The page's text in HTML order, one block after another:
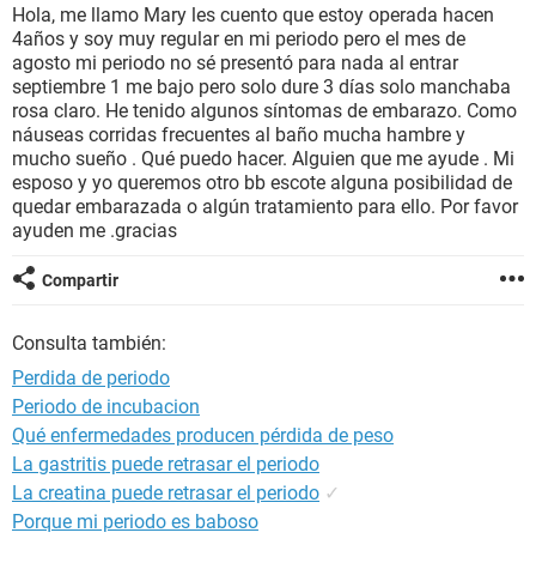
BIENESTAR
SEXUALIDAD
GLOSARIO
Hola, me llamo Mary les cuento que estoy operada hacen
4años y soy muy regular en mi periodo pero el mes de
agosto mi periodo no sé presentó para nada al entrar
septiembre 1 me bajo pero solo dure 3 días solo manchaba
rosa claro. He tenido algunos síntomas de embarazo. Como
náuseas corridas frecuentes al baño mucha hambre y
mucho sueño . Qué puedo hacer. Alguien que me ayude . Mi
esposo y yo queremos otro bb escote alguna posibilidad de
quedar embarazada o algún tratamiento para ello. Por favor
ayuden me .gracias
Compartir
Consulta también:
Perdida de periodo
Periodo de incubacion
Qué enfermedades producen pérdida de peso
La gastritis puede retrasar el periodo
La creatina puede retrasar el periodo ✓
Porque mi periodo es baboso